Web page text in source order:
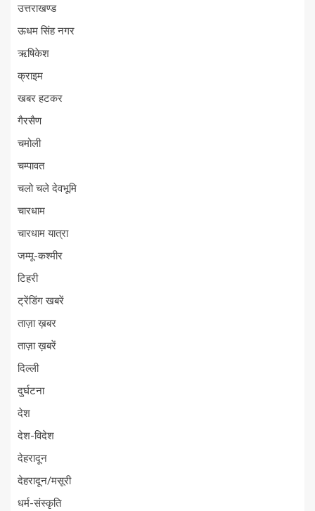
उत्तराखण्ड
ऊधम सिंह नगर
ऋषिकेश
क्राइम
खबर हटकर
गैरसैण
चमोली
चम्पावत
चलो चले देवभूमि
चारधाम
चारधाम यात्रा
जम्मू-कश्मीर
टिहरी
ट्रेंडिंग खबरें
ताज़ा ख़बर
ताज़ा ख़बरें
दिल्ली
दुर्घटना
देश
देश-विदेश
देहरादून
देहरादून/मसूरी
धर्म-संस्कृति